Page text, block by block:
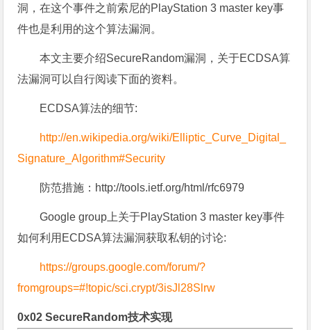
洞，在这个事件之前索尼的PlayStation 3 master key事
件也是利用的这个算法漏洞。
本文主要介绍SecureRandom漏洞，关于ECDSA算
法漏洞可以自行阅读下面的资料。
ECDSA算法的细节:
http://en.wikipedia.org/wiki/Elliptic_Curve_Digital_
Signature_Algorithm#Security
防范措施：http://tools.ietf.org/html/rfc6979
Google group上关于PlayStation 3 master key事件
如何利用ECDSA算法漏洞获取私钥的讨论:
https://groups.google.com/forum/?
fromgroups=#!topic/sci.crypt/3isJl28Slrw
0x02 SecureRandom技术实现